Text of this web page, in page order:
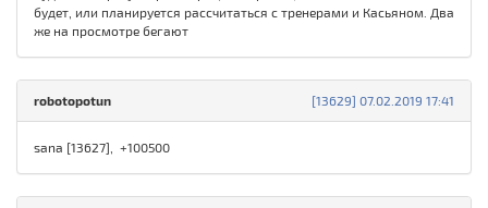
будет, или планируется рассчитаться с тренерами и Касьяном. Два
же на просмотре бегают
[13629] 07.02.2019 17:41
robotopotun
sana [13627], +100500